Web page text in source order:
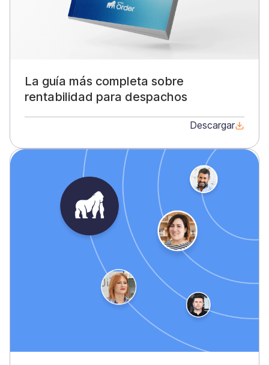
La guía más completa sobre
rentabilidad para despachos
Descargar